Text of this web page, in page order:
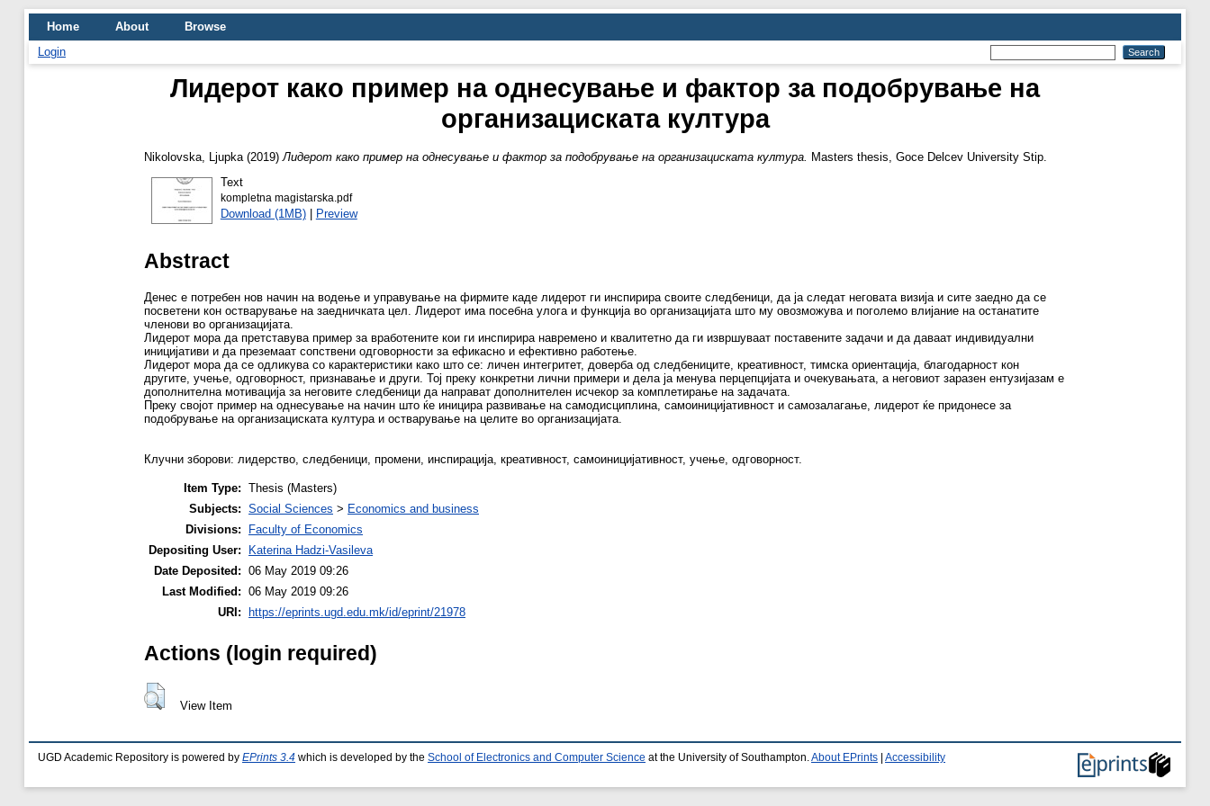
Home About
Browse
Login
Лидерот како пример на однесување и фактор за подобрување на
организациската култура
Nikolovska, Ljupka (2019) Лидерот како пример на однесување и фактор за подобрување на организациската култура.
Masters thesis, Goce Delcev University Stip.
Text
kompletna magistarska.pdf
Download (1MB)| Preview
Abstract
Денес е потребен нов начин на водење и управување на фирмите каде лидерот ги инспирира своите следбеници, да ја следат неговата визија и сите заедно да се
посветени кон остварување на заедничката цел. Лидерот има посебна улога и функција во организацијата што му овозможува и поголемо влијание на останатите
членови во организацијата.
Лидерот мора да претставува пример за вработените кои ги инспирира навремено и квалитетно да ги извршуваат поставените задачи и да даваат индивидуални
иницијативи и да преземаат сопствени одговорности за ефикасно и ефективно работење.
Лидерот мора да се одликува со карактеристики како што се: личен интегритет, доверба од следбениците, креативност, тимска ориентација, благодарност кон
другите, учење, одговорност, признавање и други. Тој преку конкретни лични примери и дела ја менува перцепцијата и очекувањата, а неговиот заразен ентузијазам е
дополнителна мотивација за неговите следбеници да направат дополнителен исчекор за комплетирање на задачата.
Преку својот пример на однесување на начин што ќе иницира развивање на самодисциплина, самоиницијативност и самозалагање, лидерот ќе придонесе за
подобрување на организациската култура и остварување на целите во организацијата.
Клучни зборови: лидерство, следбеници, промени, инспирација, креативност, самоиницијативност, учење, одговорност.
Item Type: Thesis (Masters)
Subjects: Social Sciences > Economics and business
Divisions:
Faculty of Economics
Depositing User:
Katerina Hadzi-Vasileva
Date Deposited: 06 May 2019 09:26
Last Modified: 06 May 2019 09:26
URI:
https://eprints.ugd.edu.mk/id/eprint/21978
Actions (login required)
View Item
UGD Academic Repository is powered by EPrints 3.4 which is developed by the School of Electronics and Computer Science at the University of Southampton.About EPrints Accessibility